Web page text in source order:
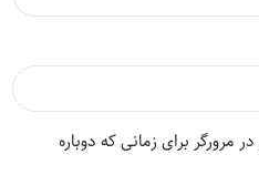
مرورگر برای زمانی که دوباره